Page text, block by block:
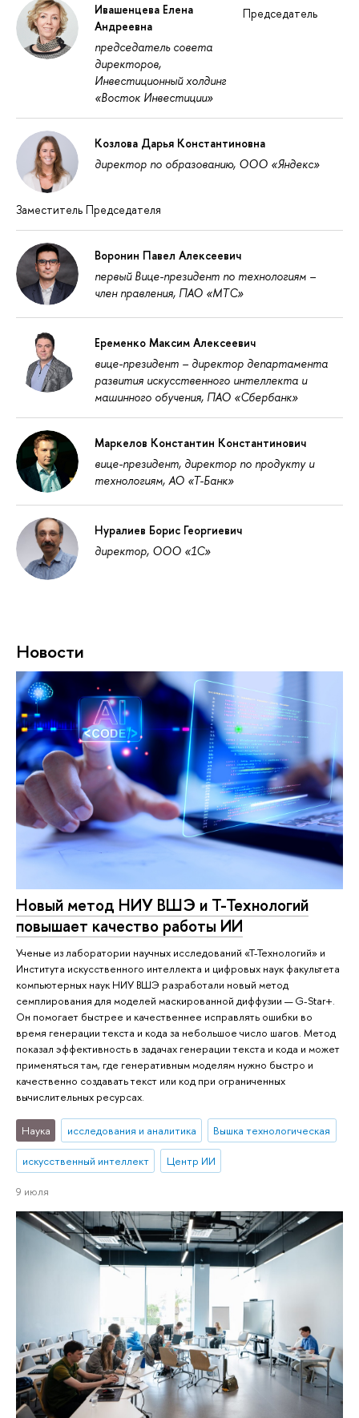
Ивашенцева Елена
Андреевна
председатель совета
директоров,
Инвестиционный холдинг
«Восток Инвестиции»
Председатель
Козлова Дарья Константиновна
директор по образованию, ООО «Яндекс»
Заместитель Председателя
Воронин Павел Алексеевич
первый Вице-президент по технологиям –
член правления, ПАО «МТС»
Еременко Максим Алексеевич
вице-президент – директор департамента
развития искусственного интеллекта и
машинного обучения, ПАО «Сбербанк»
Маркелов Константин Константинович
вице-президент, директор по продукту и
технологиям, АО «Т-Банк»
Нуралиев Борис Георгиевич
директор, ООО «1С»
Новости
Новый метод НИУ ВШЭ и Т-Технологий
повышает качество работы ИИ
Ученые из лаборатории научных исследований «Т-Технологий» и
Института искусственного интеллекта и цифровых наук факультета
компьютерных наук НИУ ВШЭ разработали новый метод
семплирования для моделей маскированной диффузии — G-Star+.
Он помогает быстрее и качественнее исправлять ошибки во
время генерации текста и кода за небольшое число шагов. Метод
показал эффективность в задачах генерации текста и кода и может
применяться там, где генеративным моделям нужно быстро и
качественно создавать текст или код при ограниченных
вычислительных ресурсах.
Наука исследования и аналитика Вышка технологическая
искусственный интеллект Центр ИИ
9 июля